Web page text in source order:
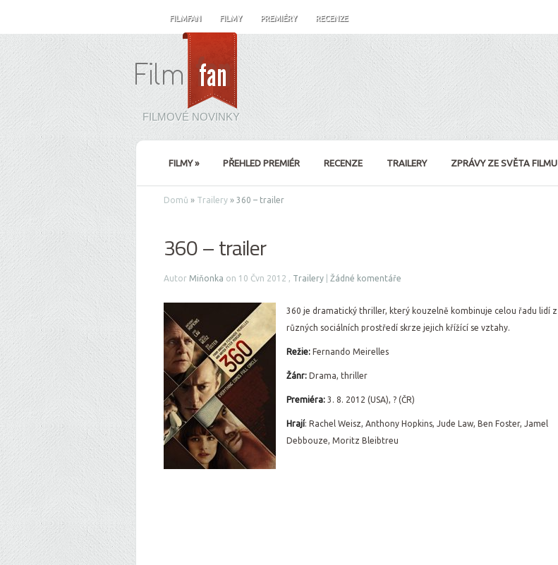
FILMFAN FILMY PREMIÉRY RECENZE
FILMOVÉ NOVINKY
FILMY» PŘEHLED PREMIÉR RECENZE TRAILERY ZPRÁVY ZE SVĚTA FILMU
Domů » Trailery » 360 – trailer
360 – trailer
Autor Miňonka on 10 Čvn 2012 , Trailery Žádné komentáře
360 je dramatický thriller, který kouzelně kombinuje celou řadu lidí z
různých sociálních prostředí skrze jejich křížící se vztahy.
Režie: Fernando Meirelles
Žánr: Drama, thriller
Premiéra: 3. 8. 2012 (USA), ? (ČR)
Hrají: Rachel Weisz, Anthony Hopkins, Jude Law, Ben Foster, Jamel
Debbouze, Moritz Bleibtreu